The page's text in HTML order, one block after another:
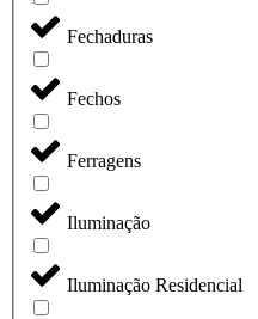
Fechaduras
Fechos
Ferragens
Iluminação
Iluminação Residencial